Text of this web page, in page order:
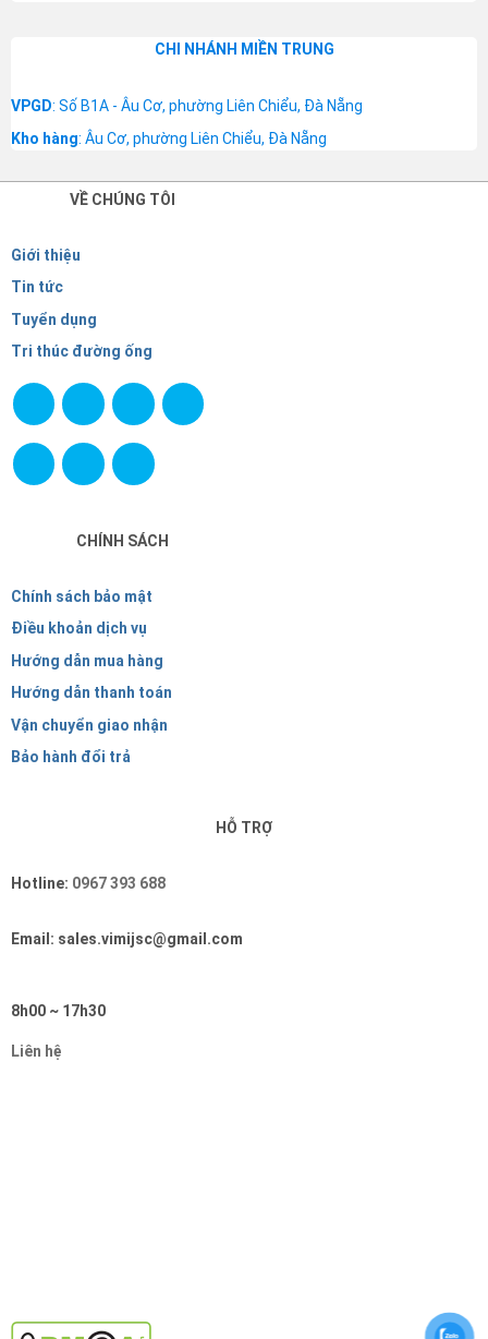
CHI NHÁNH MIỀN TRUNG
VPGD: Số B1A - Âu Cơ, phường Liên Chiểu, Đà Nẵng
Kho hàng: Âu Cơ, phường Liên Chiểu, Đà Nẵng
VỀ CHÚNG TÔI
Giới thiệu
Tin tức
Tuyển dụng
Tri thúc đường ống
CHÍNH SÁCH
Chính sách bảo mật
Điều khoản dịch vụ
Hướng dẫn mua hàng
Hướng dẫn thanh toán
Vận chuyển giao nhận
Bảo hành đổi trả
HỖ TRỢ
Hotline: 0967 393 688
Email: sales.vimijsc@gmail.com
8h00 ~ 17h30
Liên hệ